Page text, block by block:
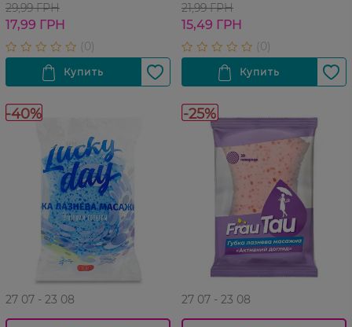
29,99 ГРН
17,99 ГРН
21,99 ГРН
15,49 ГРН
-40%
27 07 - 23 08
-25%
27 07 - 23 08